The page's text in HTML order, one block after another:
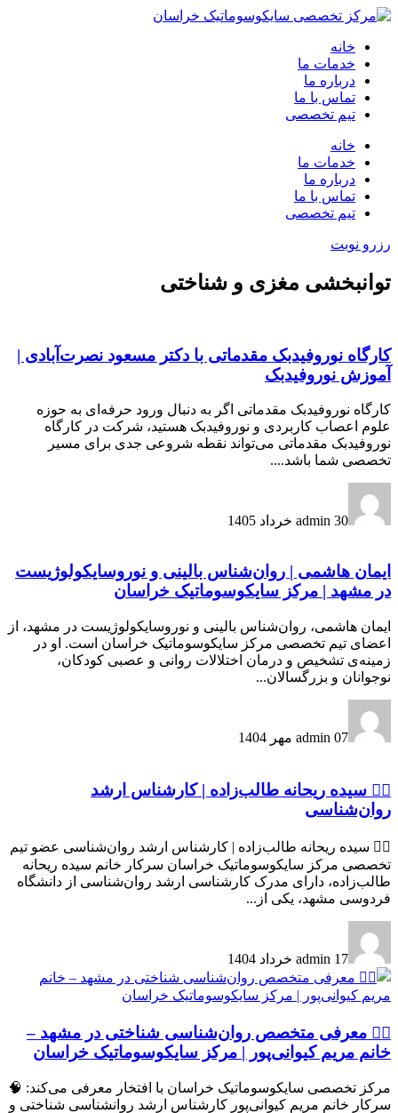
خانه
خدمات ما
درباره ما
تماس با ما
تیم تخصصی
خانه
خدمات ما
درباره ما
تماس با ما
تیم تخصصی
رزرو نوبت
توانبخشی مغزی و شناختی
کارگاه نوروفیدبک مقدماتی با دکتر مسعود نصرت‌آبادی |
آموزش نوروفیدبک
کارگاه نوروفیدبک مقدماتی اگر به دنبال ورود حرفه‌ای به حوزه
علوم اعصاب کاربردی و نوروفیدبک هستید، شرکت در کارگاه
نوروفیدبک مقدماتی می‌تواند نقطه شروعی جدی برای مسیر
تخصصی شما باشد....
admin 30 خرداد 1405
ایمان هاشمی | روان‌شناس بالینی و نوروسایکولوژیست
در مشهد | مرکز سایکوسوماتیک خراسان
ایمان هاشمی، روان‌شناس بالینی و نوروسایکولوژیست در مشهد، از
اعضای تیم تخصصی مرکز سایکوسوماتیک خراسان است. او در
زمینه‌ی تشخیص و درمان اختلالات روانی و عصبی کودکان،
نوجوانان و بزرگسالان...
admin 07 مهر 1404
👩‍⚕️ سیده ریحانه طالب‌زاده | کارشناس ارشد
روان‌شناسی
👩‍⚕️ سیده ریحانه طالب‌زاده | کارشناس ارشد روان‌شناسی عضو تیم
تخصصی مرکز سایکوسوماتیک خراسان سرکار خانم سیده ریحانه
طالب‌زاده، دارای مدرک کارشناسی ارشد روان‌شناسی از دانشگاه
فردوسی مشهد، یکی از...
admin 17 خرداد 1404
👩‍⚕ معرفی متخصص روان‌شناسی شناختی در مشهد –
خانم مریم کیوانی‌پور | مرکز سایکوسوماتیک خراسان
مرکز تخصصی سایکوسوماتیک خراسان با افتخار معرفی می‌کند: 🧠
سرکار خانم مریم کیوانی‌پور کارشناس ارشد روانشناسی شناختی و